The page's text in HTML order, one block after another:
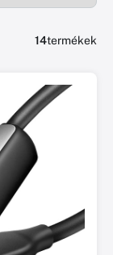
14termékek